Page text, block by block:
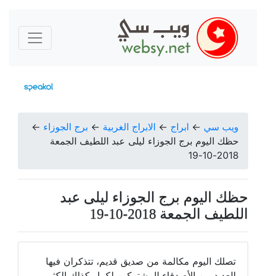
ويب سي ← ابراج ← الابراج الغربية ← برج الجوزاء ←
حظك اليوم برج الجوزاء ليلى عبد اللطيف الجمعة
2018-10-19
حظك اليوم برج الجوزاء ليلى عبد
اللطيف الجمعة 2018-10-19
تصلك اليوم مكالمة من صديق قديم، تتذكران فيها